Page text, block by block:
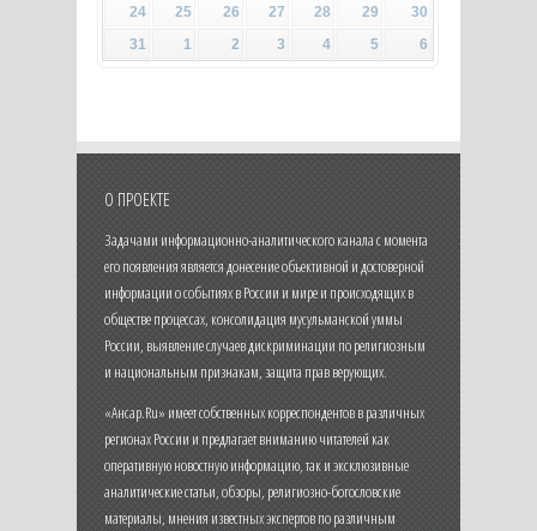
24
25 26 27 28 29
30
31
1 2 3 4 5 6
О ПРОЕКТЕ
Задачами информационно-аналитического канала с момента
его появления является донесение объективной и достоверной
информации о событиях в России и мире и происходящих в
обществе процессах, консолидация мусульманской уммы
России, выявление случаев дискриминации по религиозным
и национальным признакам, защита прав верующих.
«Ансар.Ru» имеет собственных корреспондентов в различных
регионах России и предлагает вниманию читателей как
оперативную новостную информацию, так и эксклюзивные
аналитические статьи, обзоры, религиозно-богословские
материалы, мнения известных экспертов по различным